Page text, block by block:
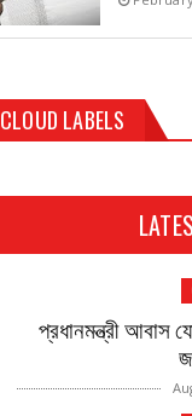
CLOUD LABELS
প্রধানমন্ত্রী আবাস